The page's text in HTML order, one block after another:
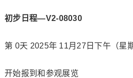
初步日程—V2-08030
第 0天 2025年 11月27日下午（星
开始报到和参观展览